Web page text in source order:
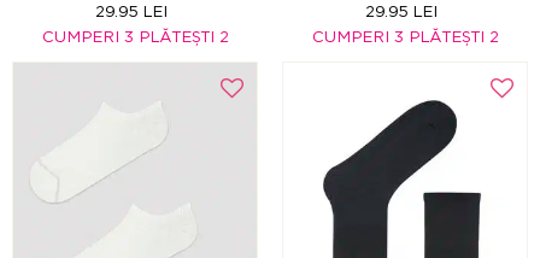
29.95 LEI
CUMPERI 3 PLĂTEȘTI 2
29.95 LEI
CUMPERI 3 PLĂTEȘTI 2